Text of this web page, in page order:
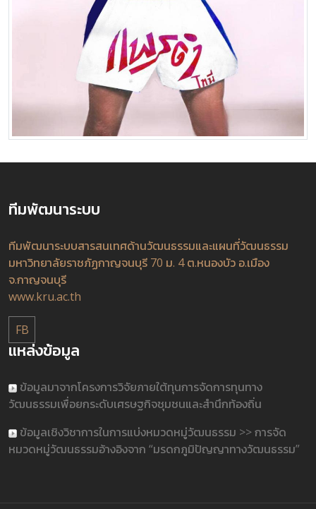
ทีมพัฒนาระบบ
ทีมพัฒนาระบบสารสนเทศด้านวัฒนธรรมและแผนที่วัฒนธรรม
มหาวิทยาลัยราชภัฏกาญจนบุรี 70 ม. 4 ต.หนองบัว อ.เมือง
จ.กาญจนบุรี
www.kru.ac.th
FB
แหล่งข้อมูล
ข้อมูลมาจากโครงการวิจัยภายใต้ทุนการจัดการทุนทาง
วัฒนธรรมเพื่อยกระดับเศรษฐกิจชุมชนและสำนึกท้องถิ่น
ข้อมูลเชิงวิชาการในการแบ่งหมวดหมู่วัฒนธรรม >> การจัด
หมวดหมู่วัฒนธรรมอ้างอิงจาก “มรดกภูมิปัญญาทางวัฒนธรรม”